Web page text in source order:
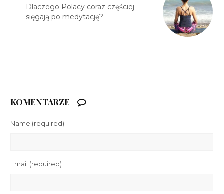
Dlaczego Polacy coraz częściej
sięgają po medytację?
KOMENTARZE
Name (required)
Email (required)